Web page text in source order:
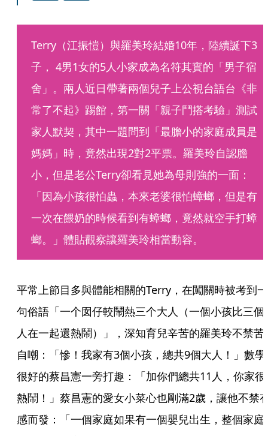
Terry（江振愷）與羅美玲結婚10年，陸續誕下3
子， 4男1女的5人小家成為名符其實的「男子宿
舍」。兩人近日帶著兩個兒子上公視台語台《非
常了不起》踢館，第一關「親子鬥搭考驗」測試
家人默契，其中一題問到「最膽小的家庭成員是
媽媽」時，竟然出現2對2平票。羅美玲自認膽
小，但是老公Terry卻看見她為母則強的一面：
「因為小孩很怕蟲，本來老婆很怕蟑螂，但是有
一次在餵奶的時候看到有蟑螂，竟然就空手打蟑
螂。」體貼觀察讓羅美玲相當動容。
平常上節目多與體能相關的Terry，在闖關時被考到一
句俗語「一个囡仔較鬧熱三个大人（一個小孩比三個
人在一起還熱鬧）」，深知育兒辛苦的羅美玲不禁苦
自嘲：「慘！我家有3個小孩，總共9個大人！」數學
很好的蔡昌憲一旁打趣：「加你們總共11人，你家很
熱鬧！」蔡昌憲的愛女小菜心也剛滿2歲，讓他不禁
感而發：「一個家庭如果有一個嬰兒出生，整個家庭